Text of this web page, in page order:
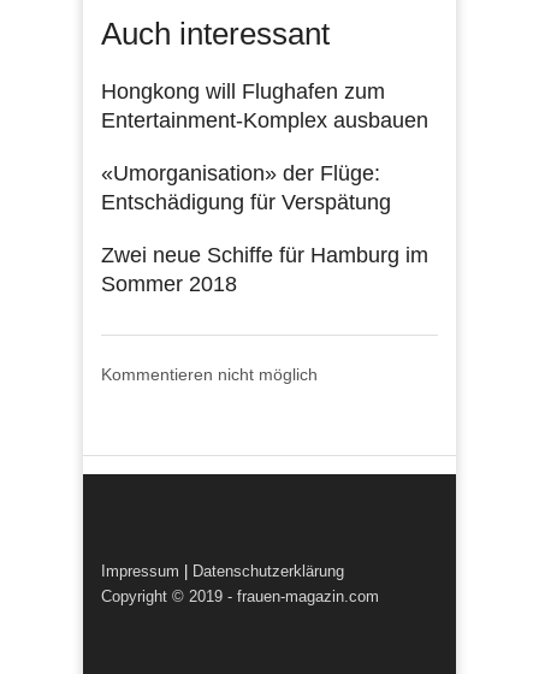
Auch interessant
Hongkong will Flughafen zum
Entertainment-Komplex ausbauen
«Umorganisation» der Flüge:
Entschädigung für Verspätung
Zwei neue Schiffe für Hamburg im
Sommer 2018
Kommentieren nicht möglich
Impressum
Datenschutzerklärung
Copyright © 2019 - frauen-magazin.com